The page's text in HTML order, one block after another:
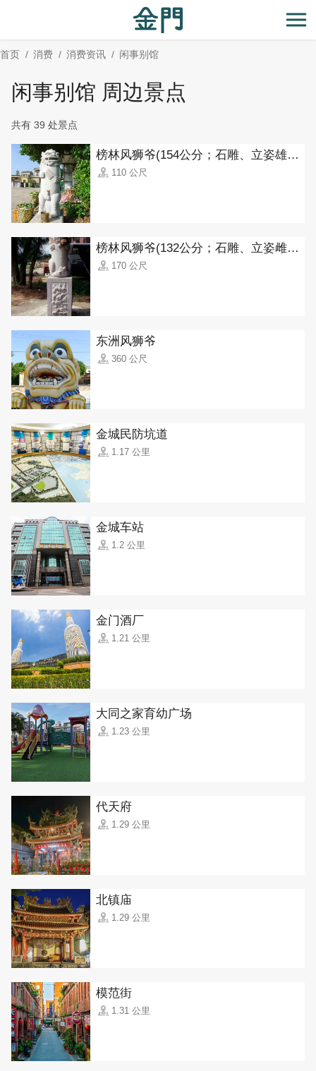
主
要
开
首页 消费 消费资讯 闲事别馆
闲事别馆 周边景点
共有 39 处景点
榜林风狮爷(154公分；石雕、立姿雄狮)
110 公尺
榜林风狮爷(132公分；石雕、立姿雌狮)
170 公尺
东洲风狮爷
360 公尺
金城民防坑道
1.17 公里
金城车站
1.2 公里
金门酒厂
1.21 公里
大同之家育幼广场
1.23 公里
代天府
1.29 公里
北镇庙
1.29 公里
模范街
1.31 公里